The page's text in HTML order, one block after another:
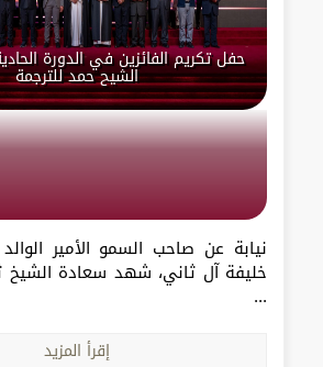
حفل تكريم الفائزين في الدورة
الشيح حمد للترجمة
نيابة عن صاحب السمو الأمير
خليفة آل ثاني، شهد سعادة الشيخ
...
إقرأ المزيد